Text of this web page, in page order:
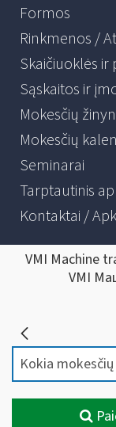
Formos
Rinkmenos /
Skaičiuoklės ir
Sąskaitos ir
Mokesčių
Mokesčių
Seminarai
Tarptautinis
Kontaktai /
VMI Machine
VMI